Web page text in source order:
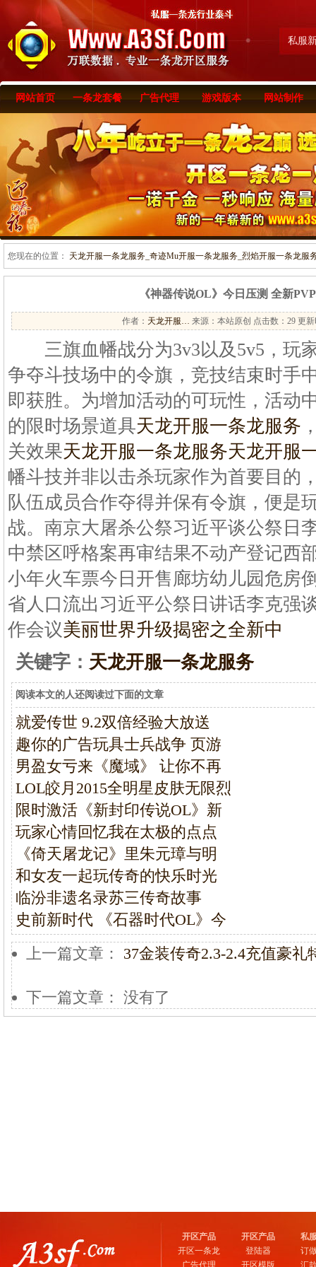
私服
网站首页 一条龙套餐 广告代理 游戏版本 网站制作
您现在的位置： 天龙开服一条龙服务_奇迹Mu开服一条龙服务_烈焰开服一条龙服
《神器传说OL》今日压测 全新
作者： 天龙开服… 来源：本站原创 点击数： 29 更新
三旗血幡战分为3v3以及5v5，玩
争夺斗技场中的令旗，竞技结束时手
即获胜。为增加活动的可玩性，活动
的限时场景道具天龙开服一条龙服务
关效果天龙开服一条龙服务天龙开服
幡斗技并非以击杀玩家作为首要目的
队伍成员合作夺得并保有令旗，便是
战。南京大屠杀公祭习近平谈公祭日
中禁区呼格案再审结果不动产登记西
小年火车票今日开售廊坊幼儿园危房
省人口流出习近平公祭日讲话李克强
作会议美丽世界升级揭密之全新中
关键字： 天龙开服一条龙服务
阅读本文的人还阅读过下面的文章
就爱传世 9.2双倍经验大放送
趣你的广告玩具士兵战争 页游
男盈女亏来《魔域》 让你不再
LOL皎月2015全明星皮肤无限烈
限时激活《新封印传说OL》新
玩家心情回忆我在太极的点点
《倚天屠龙记》里朱元璋与明
和女友一起玩传奇的快乐时光
临汾非遗名录苏三传奇故事
史前新时代 《石器时代OL》今
上一篇文章： 37金装传奇2.3-2.4充值豪礼
下一篇文章： 没有了
开区产品
开区一条龙
广告代理
开区产品
登陆器
开区模版
私
订
汇